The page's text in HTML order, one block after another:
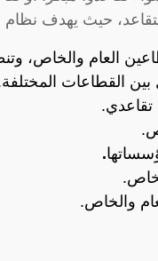
حيث يهدف نظام
العام والخاص،
بين القطاعات
.
والخاص.